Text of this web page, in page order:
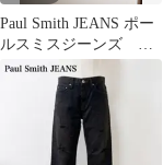
Paul Smith JEANS ポー
ルスミスジーンズ ベ
ージュ